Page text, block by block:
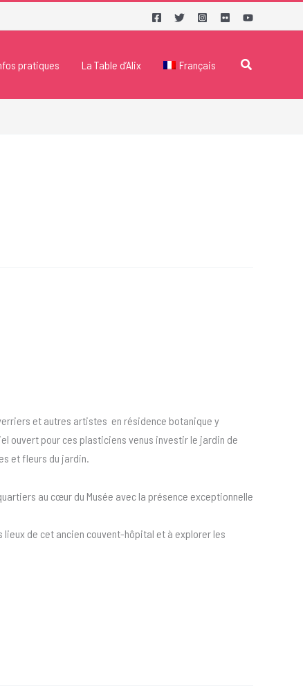
pratiques La Table d’Alix Français Rechercher
et autres artistes en résidence botanique y
ouvert pour ces plasticiens venus investir le jardin de
et fleurs du jardin.
au cœur du Musée avec la présence exceptionnelle
lieux de cet ancien couvent-hôpital et à explorer les